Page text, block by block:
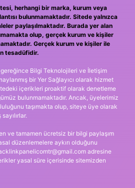
herhangi bir marka, kurum veya
bulunmamaktadır. Sitede yalnızca
paylaşılmaktadır. Burada yer alan
olup, gerçek kurum ve kişiler
Gerçek kurum ve kişiler ile
tesadüfidir.
gereğince Bilgi Teknolojileri ve İletişim
bir Yer Sağlayıcı olarak hizmet
içerikleri proaktif olarak denetleme
bulunmamaktadır. Ancak, üyelerimiz
taşımakta olup, siteye üye olarak
ve tamamen ücretsiz bir bilgi paylaşım
düzenlemelere aykırı olduğunu
adresine
yasal süre içerisinde sitemizden